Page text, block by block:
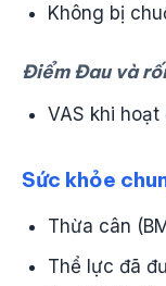
Không bị
Điểm Đau và
VAS khi
Sức khỏe
Thừa cân
Thể lực đã